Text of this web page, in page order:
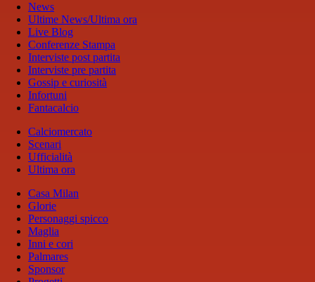
News
Ultime News/Ultima ora
Live Blog
Conferenze Stampa
Interviste post partita
Interviste pre partita
Gossip e curiosità
Infortuni
Fantacalcio
Calciomercato
Scenari
Ufficialità
Ultima ora
Casa Milan
Glorie
Personaggi spicco
Maglia
Inni e cori
Palmares
Sponsor